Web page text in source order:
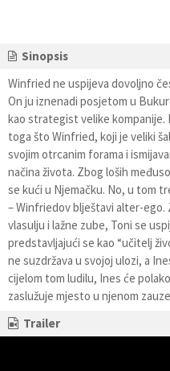
Sinopsis
Winfried ne uspijeva dovoljno
On ju iznenadi posjetom u
kao strategist velike
toga što Winfried, koji je veliki
svojim otrcanim forama i
načina života. Zbog loših
se kući u Njemačku. No, u tom
– Winfriedov blještavi alter-ego.
vlasulju i lažne zube, Toni se
predstavljajući se kao “učitelj
ne suzdržava u svojoj ulozi, a
cijelom tom ludilu, Ines će
zaslužuje mjesto u njenom
Trailer